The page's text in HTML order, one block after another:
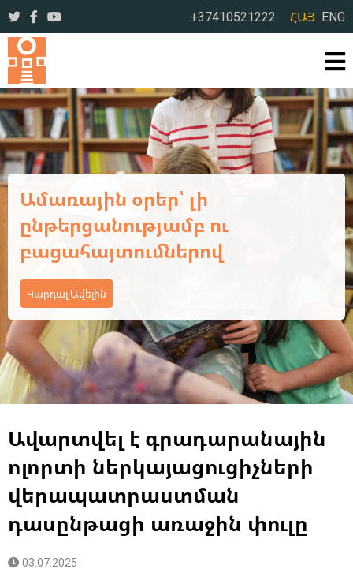
+37410521222 ՀԱՅ ENG
Ավարտվեց ևս մեկ եռօրյա
վերապատրաստման
դասընթաց
Կարդալ Ավելին
Ավարտվել է գրադարանային
ոլորտի ներկայացուցիչների
վերապատրաստման
դասընթացի առաջին փուլը
03.07.2025